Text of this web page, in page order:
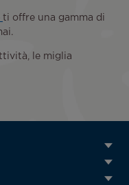
ti offre una gamma di
le miglia